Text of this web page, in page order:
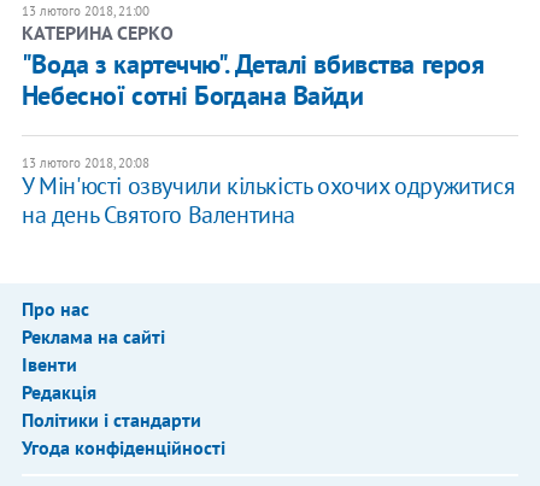
13 лютого 2018, 21:00
КАТЕРИНА СЕРКО
"Вода з картеччю". Деталі вбивства героя
Небесної сотні Богдана Вайди
13 лютого 2018, 20:08
У Мін'юсті озвучили кількість охочих одружитися
на день Святого Валентина
Про нас
Реклама на сайті
Івенти
Редакція
Політики і стандарти
Угода конфіденційності